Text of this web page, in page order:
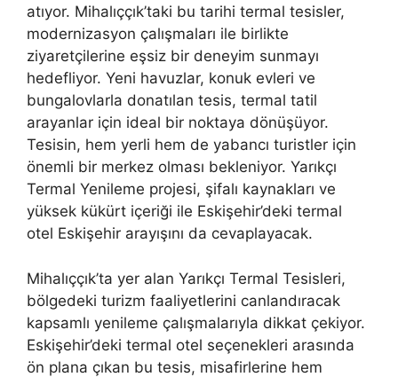
atıyor. Mihalıççık’taki bu tarihi termal tesisler,
modernizasyon çalışmaları ile birlikte
ziyaretçilerine eşsiz bir deneyim sunmayı
hedefliyor. Yeni havuzlar, konuk evleri ve
bungalovlarla donatılan tesis, termal tatil
arayanlar için ideal bir noktaya dönüşüyor.
Tesisin, hem yerli hem de yabancı turistler için
önemli bir merkez olması bekleniyor. Yarıkçı
Termal Yenileme projesi, şifalı kaynakları ve
yüksek kükürt içeriği ile Eskişehir’deki termal
otel Eskişehir arayışını da cevaplayacak.
Mihalıççık’ta yer alan Yarıkçı Termal Tesisleri,
bölgedeki turizm faaliyetlerini canlandıracak
kapsamlı yenileme çalışmalarıyla dikkat çekiyor.
Eskişehir’deki termal otel seçenekleri arasında
ön plana çıkan bu tesis, misafirlerine hem